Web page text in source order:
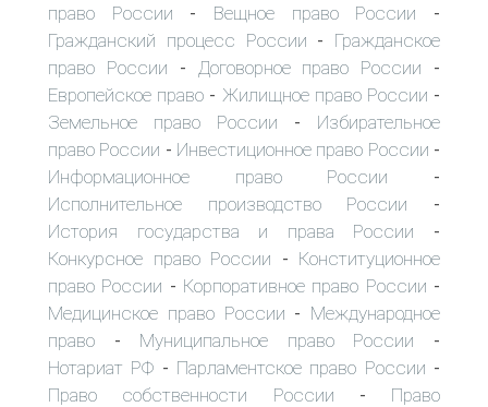
право России - Вещное право России -
Гражданский процесс России - Гражданское
право России - Договорное право России -
Европейское право - Жилищное право России -
Земельное право России - Избирательное
право России - Инвестиционное право России -
Информационное право России -
Исполнительное производство России -
История государства и права России -
Конкурсное право России - Конституционное
право России - Корпоративное право России -
Медицинское право России - Международное
право - Муниципальное право России -
Нотариат РФ - Парламентское право России -
Право собственности России - Право